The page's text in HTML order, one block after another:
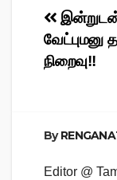
Post
வேட்புமனு
நிறைவு!!
By
Editor @